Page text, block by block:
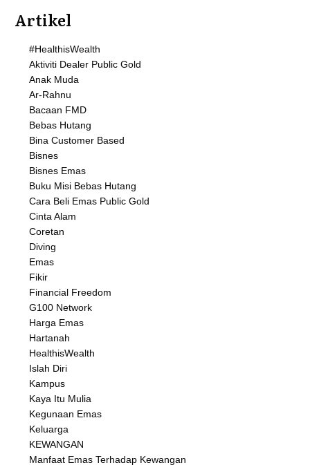
Artikel
#HealthisWealth
Aktiviti Dealer Public Gold
Anak Muda
Ar-Rahnu
Bacaan FMD
Bebas Hutang
Bina Customer Based
Bisnes
Bisnes Emas
Buku Misi Bebas Hutang
Cara Beli Emas Public Gold
Cinta Alam
Coretan
Diving
Emas
Fikir
Financial Freedom
G100 Network
Harga Emas
Hartanah
HealthisWealth
Islah Diri
Kampus
Kaya Itu Mulia
Kegunaan Emas
Keluarga
KEWANGAN
Manfaat Emas Terhadap Kewangan